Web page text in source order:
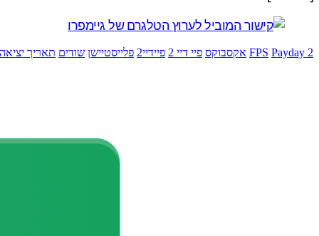
FPS Payday 2 אקסבוקס פיי דיי 2 פיידיי2 פלייסטיישן שודים תאריך יציאה